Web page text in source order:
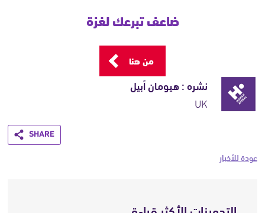
ضاعف تبرعك لغزة
من هنا
نشره : هيومان أبيل
UK
Share
عودة للأخبار